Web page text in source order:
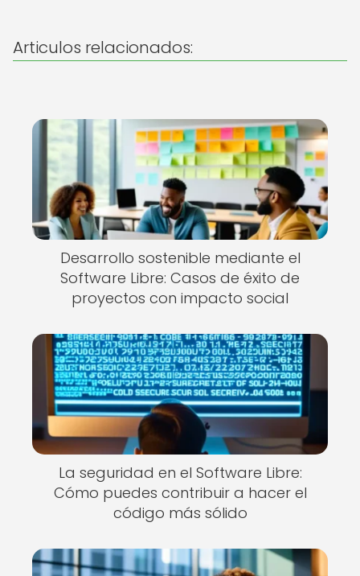
Articulos relacionados:
Desarrollo sostenible mediante el
Software Libre: Casos de éxito de
proyectos con impacto social
La seguridad en el Software Libre:
Cómo puedes contribuir a hacer el
código más sólido